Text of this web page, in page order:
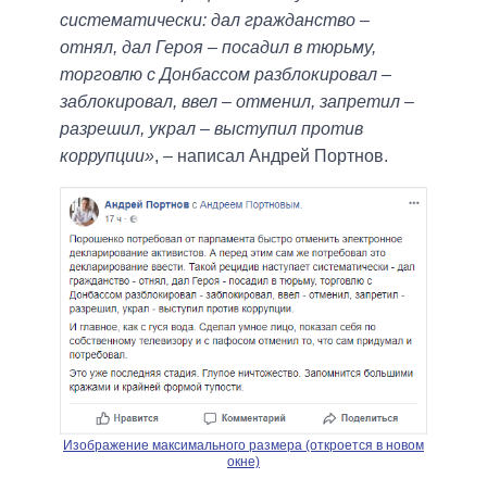
систематически: дал гражданство –
отнял, дал Героя – посадил в тюрьму,
торговлю с Донбассом разблокировал –
заблокировал, ввел – отменил, запретил –
разрешил, украл – выступил против
коррупции», – написал Андрей Портнов.
Изображение максимального размера (откроется в новом
окне)